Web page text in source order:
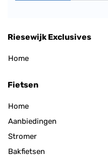
Riesewijk Exclusives
Home
Fietsen
Home
Aanbiedingen
Stromer
Bakfietsen